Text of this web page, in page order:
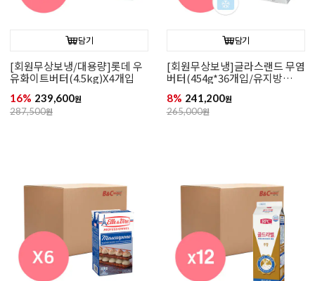
담기
[회원무상보냉/대용량]롯데 우
유화이트버터(4.5kg)X4개입
16% 239,600원
287,500원
담기
[회원무상보냉]글라스랜드 무염
버터(454g*36개입/유지방
8% 241,200원
265,000원